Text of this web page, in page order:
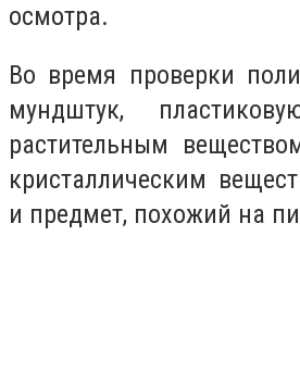
осмотра.
Во время проверки
мундштук,
растительным
кристаллическим
и предмет, похожий на